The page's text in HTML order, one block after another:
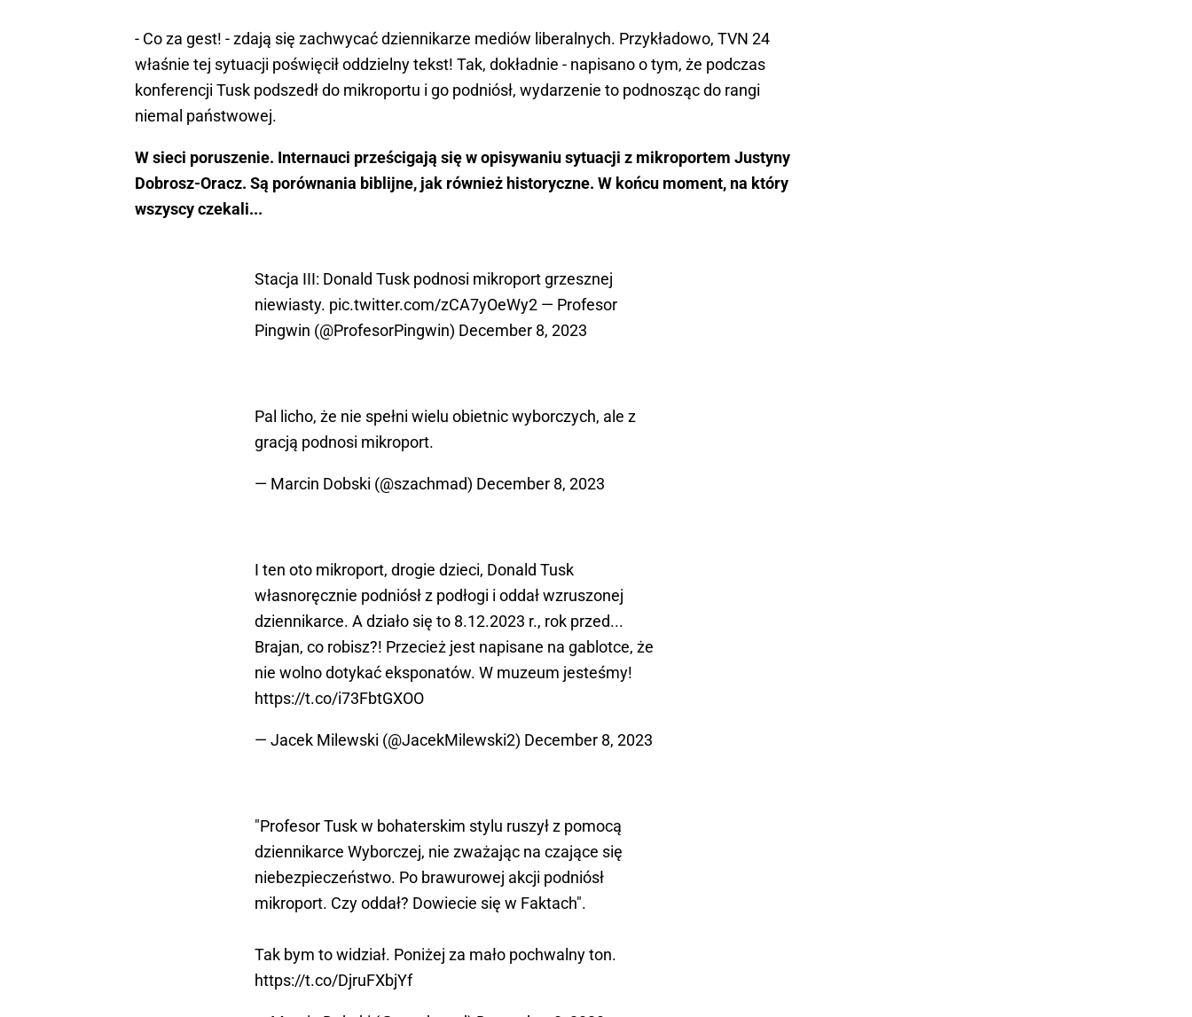
- Co za gest! - zdają się zachwycać dziennikarze mediów liberalnych. Przykładowo, TVN 24
właśnie tej sytuacji poświęcił oddzielny tekst! Tak, dokładnie - napisano o tym, że podczas
konferencji Tusk podszedł do mikroportu i go podniósł, wydarzenie to podnosząc do rangi
niemal państwowej.
W sieci poruszenie. Internauci prześcigają się w opisywaniu sytuacji z mikroportem Justyny
Dobrosz-Oracz. Są porównania biblijne, jak również historyczne. W końcu moment, na który
wszyscy czekali...
Stacja III: Donald Tusk podnosi mikroport grzesznej
niewiasty. pic.twitter.com/zCA7yOeWy2 — Profesor
Pingwin (@ProfesorPingwin) December 8, 2023
Pal licho, że nie spełni wielu obietnic wyborczych, ale z
gracją podnosi mikroport.
— Marcin Dobski (@szachmad) December 8, 2023
I ten oto mikroport, drogie dzieci, Donald Tusk
własnoręcznie podniósł z podłogi i oddał wzruszonej
dziennikarce. A działo się to 8.12.2023 r., rok przed...
Brajan, co robisz?! Przecież jest napisane na gablotce, że
nie wolno dotykać eksponatów. W muzeum jesteśmy!
https://t.co/i73FbtGXOO
— Jacek Milewski (@JacekMilewski2) December 8, 2023
"Profesor Tusk w bohaterskim stylu ruszył z pomocą
dziennikarce Wyborczej, nie zważając na czające się
niebezpieczeństwo. Po brawurowej akcji podniósł
mikroport. Czy oddał? Dowiecie się w Faktach".
Tak bym to widział. Poniżej za mało pochwalny ton.
https://t.co/DjruFXbjYf